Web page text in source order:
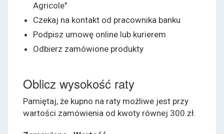
Agricole"
Czekaj na kontakt od pracownika banku
Podpisz umowę online lub kurierem
Odbierz zamówione produkty
Oblicz wysokość raty
Pamiętaj, że kupno na raty możliwe jest przy
wartości zamówienia od kwoty równej 300 zł.